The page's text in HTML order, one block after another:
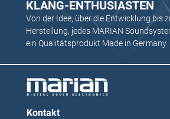
KLANG-ENTHUSIASTEN
Von der Idee, über die Entwicklung bis
Herstellung, jedes MARIAN
ein Qualitätsprodukt Made in Germany
Kontakt